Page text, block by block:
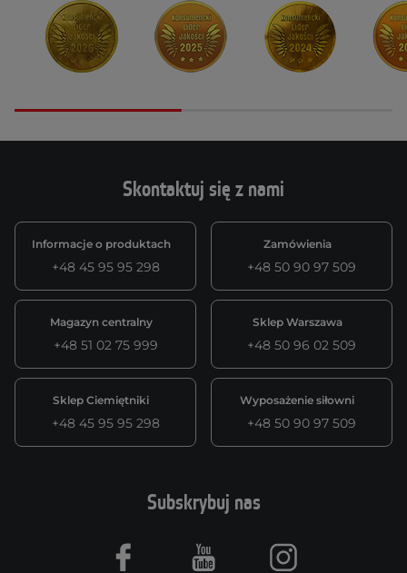
Skontaktuj się z nami
Informacje o produktach
+48 45 95 95 298
Zamówienia
+48 50 90 97 509
Magazyn centralny
+48 51 02 75 999
Sklep Warszawa
+48 50 96 02 509
Sklep Ciemiętniki
+48 45 95 95 298
Wyposażenie siłowni
+48 50 90 97 509
Subskrybuj nas
Facebook Youtube Instagram